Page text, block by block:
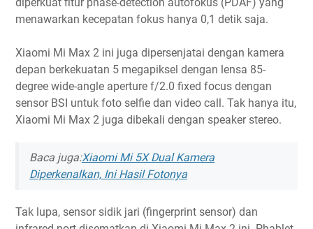
diperkuat fitur phase-detection autofokus (PDAF) yang
menawarkan kecepatan fokus hanya 0,1 detik saja.
Xiaomi Mi Max 2 ini juga dipersenjatai dengan kamera
depan berkekuatan 5 megapiksel dengan lensa 85-
degree wide-angle aperture f/2.0 fixed focus dengan
sensor BSI untuk foto selfie dan video call. Tak hanya itu,
Xiaomi Mi Max 2 juga dibekali dengan speaker stereo.
Baca juga:Xiaomi Mi 5X Dual Kamera
Diperkenalkan, Ini Hasil Fotonya
Tak lupa, sensor sidik jari (fingerprint sensor) dan